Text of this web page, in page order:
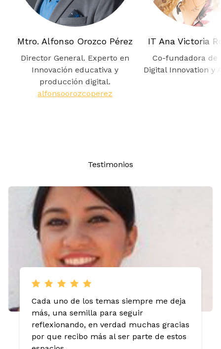
Mtro. Alfonso Orozco Pérez
Director General. Experto en
Innovación educativa y
producción digital.
alfonsoorozcoperez
IT Ana Victoria
Co-fundadora de
Digital Innovation y
Testimonios
“Gracias a los cursos mejoré mi posición
de liderazgo, logré implementarlo en las
áreas de mi vida...”
Lic. Uriel O.